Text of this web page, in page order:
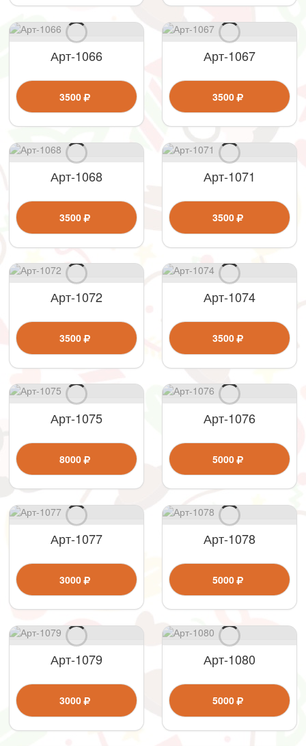
Арт-1066
3500
Арт-1067
3500
Арт-1068
3500
Арт-1071
3500
Арт-1072
3500
Арт-1074
3500
Арт-1075
8000
Арт-1076
5000
Арт-1077
3000
Арт-1078
5000
Арт-1079
3000
Арт-1080
5000